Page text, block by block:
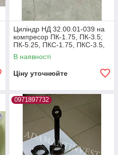
Циліндр НД 32.00.01-039 на
компресор ПК-1.75, ПК-3.5;
ПК-5.25, ПКС-1.75, ПКС-3.5,
ПКС-5.25, ПКСД-5.25, ПКС
В наявності
Ціну уточнюйте
0971897732